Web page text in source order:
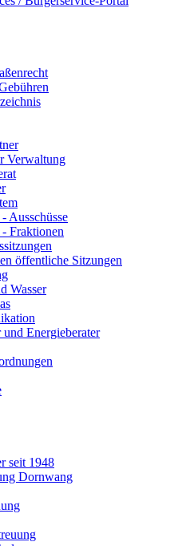
Verwaltung
Ausschüsse
Fraktionen
öffentliche Sitzungen
Wasser
Energieberater
seit 1948
Dornwang